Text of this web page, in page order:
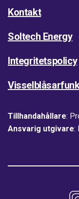
Kontakt
Soltech Energy
Integritetspolicy
Tillhandahållare:
Ansvarig utgivare: